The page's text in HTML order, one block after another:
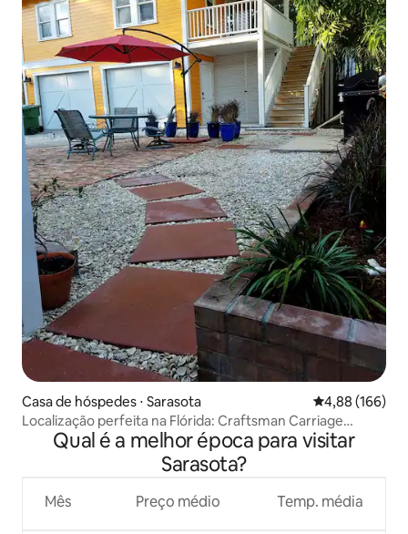
Casa de hóspedes ⋅ Sarasota 4,88 de uma
4,88 (166)
Localização perfeita na Flórida: Craftsman Carriage
HouseQual é a melhor época para visitar
Sarasota?
Mês Preço médio Temp. média